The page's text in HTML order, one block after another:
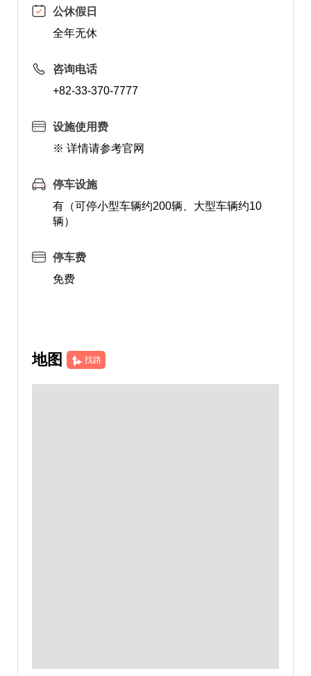
公休假日
全年无休
咨询电话
+82-33-370-7777
设施使用费
※ 详情请参考官网
停车设施
有（可停小型车辆约200辆、大型车辆约10
辆）
停车费
免费
地图 找路